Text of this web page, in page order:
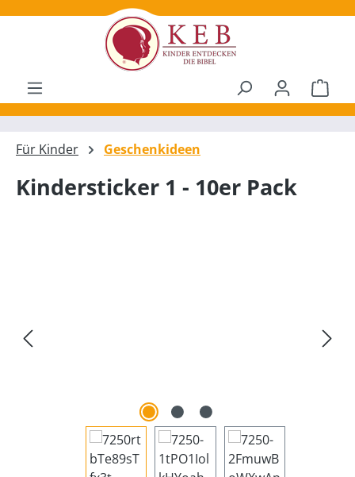
springen
Für Kinder Geschenkideen
Kindersticker 1 - 10er Pack